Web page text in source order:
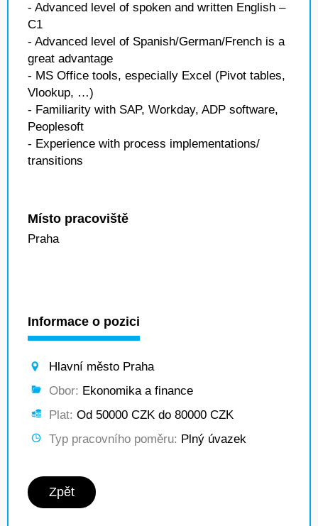
- Advanced level of spoken and written English –
C1
- Advanced level of Spanish/German/French is a
great advantage
- MS Office tools, especially Excel (Pivot tables,
Vlookup, …)
- Familiarity with SAP, Workday, ADP software,
Peoplesoft
- Experience with process implementations/
transitions
Místo pracoviště
Praha
Informace o pozici
Hlavní město Praha
Obor: Ekonomika a finance
Plat: Od 50000 CZK do 80000 CZK
Typ pracovního poměru: Plný úvazek
Zpět